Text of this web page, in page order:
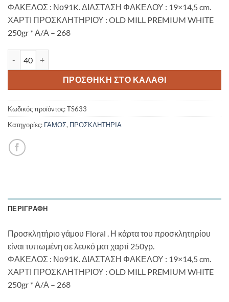
ΦΑΚΕΛΟΣ : Νο91K. ΔΙΑΣΤΑΣΗ ΦΑΚΕΛΟΥ : 19×14,5 cm.
ΧΑΡΤΙ ΠΡΟΣΚΛΗΤΗΡΙΟΥ : OLD MILL PREMIUM WHITE
250gr * Α/Α – 268
ΠΡΟΣΘΉΚΗ ΣΤΟ ΚΑΛΆΘΙ
Κωδικός προϊόντος:TS633
Κατηγορίες: ΓΑΜΟΣ, ΠΡΟΣΚΛΗΤΗΡΙΑ
ΠΕΡΙΓΡΑΦΉ
Προσκλητήριο γάμου Floral . Η κάρτα του προσκλητηρίου
είναι τυπωμένη σε λευκό ματ χαρτί 250γρ.
ΦΑΚΕΛΟΣ : Νο91K. ΔΙΑΣΤΑΣΗ ΦΑΚΕΛΟΥ : 19×14,5 cm.
ΧΑΡΤΙ ΠΡΟΣΚΛΗΤΗΡΙΟΥ : OLD MILL PREMIUM WHITE
250gr * Α/Α – 268